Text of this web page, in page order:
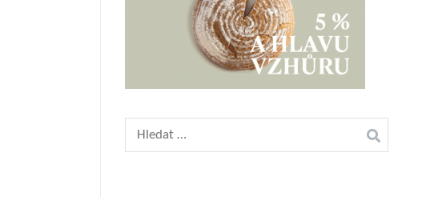
Vyhledávání